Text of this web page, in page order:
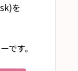
を
です。